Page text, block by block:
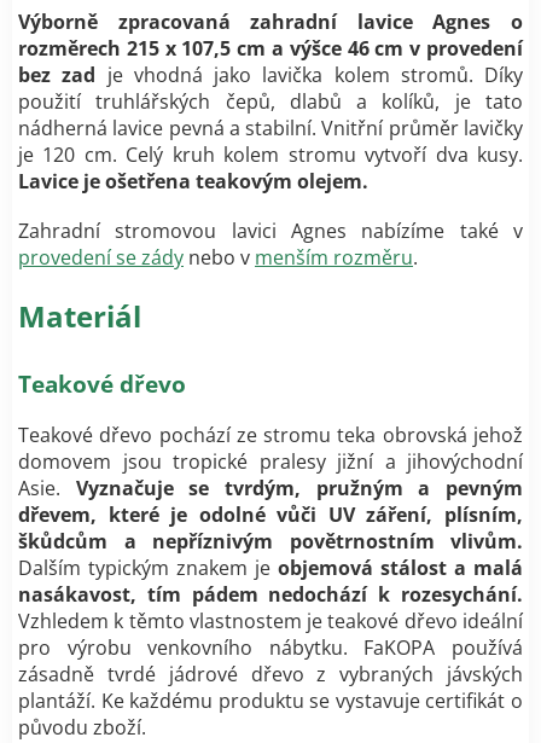
Výborně zpracovaná zahradní lavice Agnes o
rozměrech 215 x 107,5 cm a výšce 46 cm v provedení
bez zad je vhodná jako lavička kolem stromů. Díky
použití truhlářských čepů, dlabů a kolíků, je tato
nádherná lavice pevná a stabilní. Vnitřní průměr lavičky
je 120 cm. Celý kruh kolem stromu vytvoří dva kusy.
Lavice je ošetřena teakovým olejem.
Zahradní stromovou lavici Agnes nabízíme také v
provedení se zády nebo v menším rozměru.
Materiál
Teakové dřevo
Teakové dřevo pochází ze stromu teka obrovská jehož
domovem jsou tropické pralesy jižní a jihovýchodní
Asie. Vyznačuje se tvrdým, pružným a pevným
dřevem, které je odolné vůči UV záření, plísním,
škůdcům a nepříznivým povětrnostním vlivům.
Dalším typickým znakem je objemová stálost a malá
nasákavost, tím pádem nedochází k rozesychání.
Vzhledem k těmto vlastnostem je teakové dřevo ideální
pro výrobu venkovního nábytku. FaKOPA používá
zásadně tvrdé jádrové dřevo z vybraných jávských
plantáží. Ke každému produktu se vystavuje certifikát o
původu zboží.